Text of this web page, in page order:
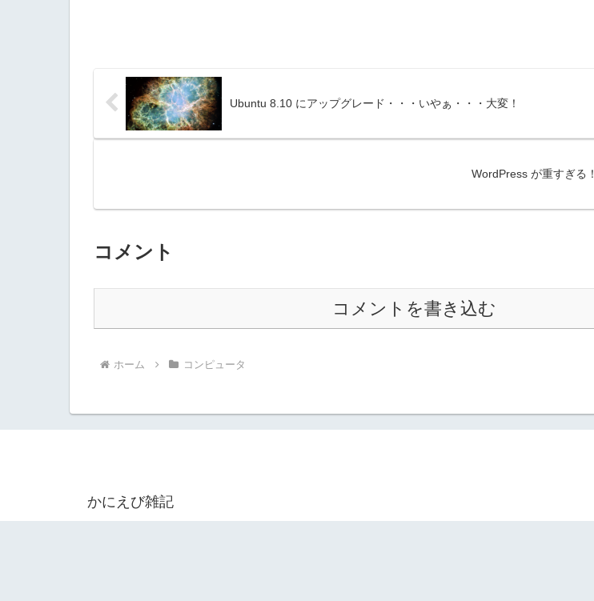
Ubuntu 8.10 にアップグレード・・・いやぁ・・・大変！
WordPress が重すぎる！
コメント
コメントを書き込む
ホーム コンピュータ
かにえび雑記